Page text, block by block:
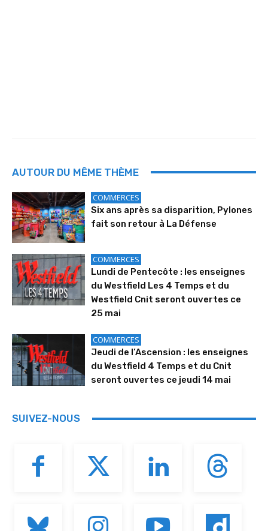
AUTOUR DU MÊME THÈME
COMMERCES
Six ans après sa disparition, Pylones
fait son retour à La Défense
COMMERCES
Lundi de Pentecôte : les enseignes
du Westfield Les 4 Temps et du
Westfield Cnit seront ouvertes ce
25 mai
COMMERCES
Jeudi de l’Ascension : les enseignes
du Westfield 4 Temps et du Cnit
seront ouvertes ce jeudi 14 mai
SUIVEZ-NOUS